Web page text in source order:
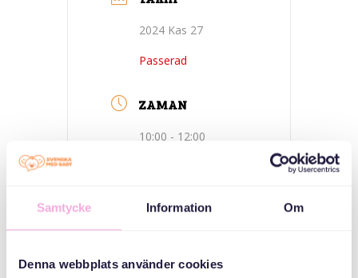
Samtycke Information Om
Denna webbplats använder cookies
2024 Kas 27
Passerad
ZAMAN
10:00 - 12:00
Höjden